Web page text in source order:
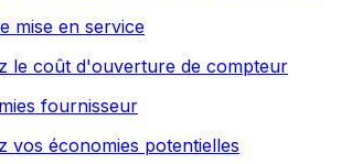
mise en service
le coût d'ouverture de compteur
fournisseur
vos économies potentielles